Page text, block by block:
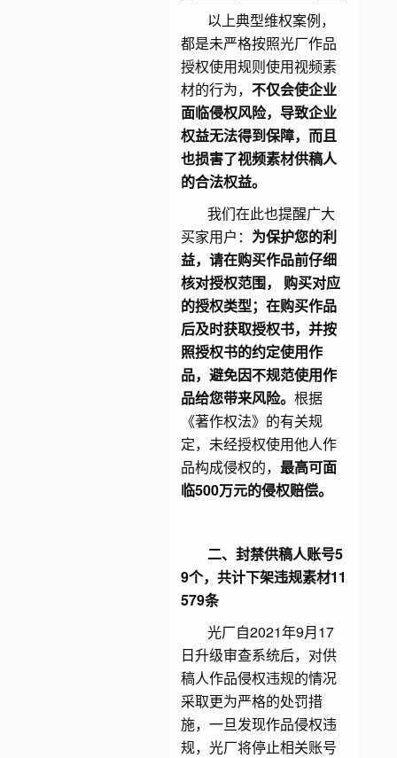
以上典型维权案例，
都是未严格按照光厂作品
授权使用规则使用视频素
材的行为， 不仅会使企业
面临侵权风险，导致企业
权益无法得到保障，而且
也损害了视频素材供稿人
的合法权益。
我们在此也提醒广大
买家用户： 为保护您的利
益，请在购买作品前仔细
核对授权范围， 购买对应
的授权类型；在购买作品
后及时获取授权书，并按
照授权书的约定使用作
品，避免因不规范使用作
品给您带来风险。 根据
《著作权法》的有关规
定，未经授权使用他人作
品构成侵权的， 最高可面
临500万元的侵权赔偿。
二、封禁供稿人账号5
9个，共计下架违规素材11
579条
光厂自2021年9月17
日升级审查系统后，对供
稿人作品侵权违规的情况
采取更为严格的处罚措
施，一旦发现作品侵权违
规，光厂将停止相关账号